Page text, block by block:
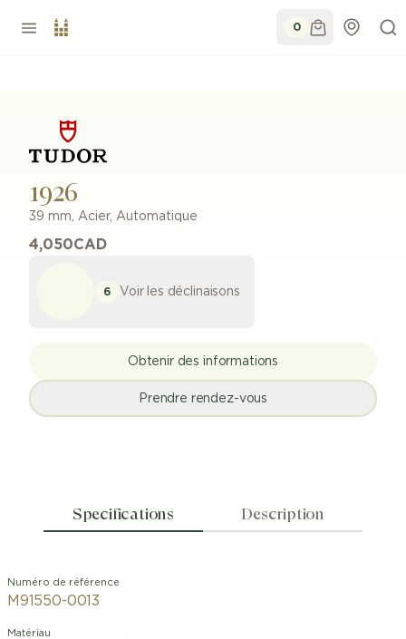
0
1926
39 mm, Acier, Automatique
4,050CAD
6 Voir les déclinaisons
Obtenir des informations
Prendre rendez-vous
Specifications Description
Numéro de référence
M91550-0013
Matériau